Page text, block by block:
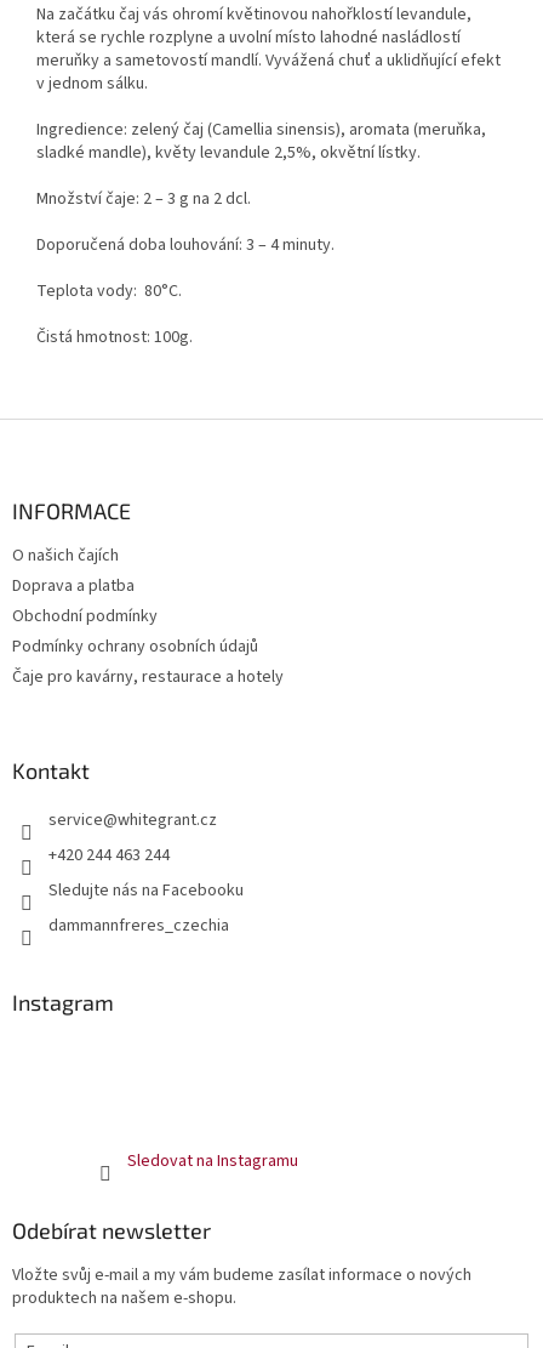
Na začátku čaj vás ohromí květinovou nahořklostí levandule,
která se rychle rozplyne a uvolní místo lahodné nasládlostí
meruňky a sametovostí mandlí. Vyvážená chuť a uklidňující efekt
v jednom sálku.
Ingredience: zelený čaj (Camellia sinensis), aromata (meruňka,
sladké mandle), květy levandule 2,5%, okvětní lístky.
Množství čaje: 2 – 3 g na 2 dcl.
Doporučená doba louhování: 3 – 4 minuty.
Teplota vody: 80°C.
Čistá hmotnost: 100g.
INFORMACE
O našich čajích
Doprava a platba
Obchodní podmínky
Podmínky ochrany osobních údajů
Čaje pro kavárny, restaurace a hotely
Kontakt
service@whitegrant.cz
+420 244 463 244
Sledujte nás na Facebooku
dammannfreres_czechia
Instagram
Sledovat na Instagramu
Odebírat newsletter
Vložte svůj e-mail a my vám budeme zasílat informace o nových
produktech na našem e-shopu.